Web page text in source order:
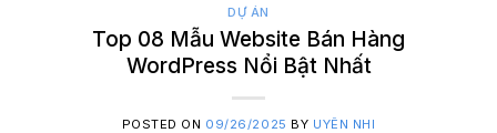
DỰ ÁN
Top 08 Mẫu Website Bán Hàng
WordPress Nổi Bật Nhất
POSTED ON 09/26/2025 BY UYÊN NHI